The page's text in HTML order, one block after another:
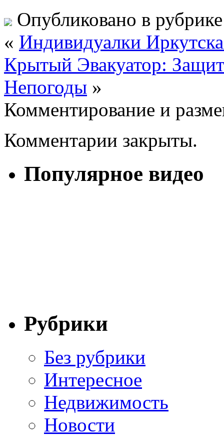
Опубликовано в
« Индивидуалки
Крытый Эвакуатор:
Непогоды »
Комментирование и
Комментарии закрыты.
Популярное видео
Рубрики
Без рубрики
Интересное
Недвижимость
Новости